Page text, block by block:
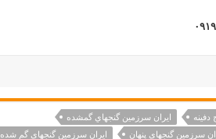
دفینه
ايران سرزمين گنجهاي گمشده
سرزمین گنجهای پنهان
ایران سرزمین گنجهای گم شده